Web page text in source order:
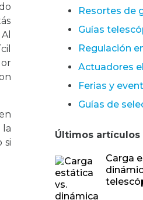
la
si
Resortes de
Guías
Regulación
Actuadores
Ferias y
Guías de
Últimos
Carga